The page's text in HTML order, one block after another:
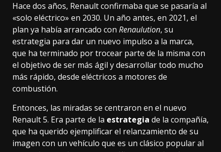
Hace dos años, Renault confirmaba que se pasaría al
«solo eléctrico» en 2030. Un año antes, en 2021, el
plan ya había arrancado con Renaulution, su
estrategia para dar un nuevo impulso a la marca,
que ha terminado portrocear parte de la misma con
el objetivo de ser más ágil y desarrollar todo mucho
más rápido, desde eléctricos a motores de
combustión.
Entonces, las miradas se centraron en el nuevo
Renault 5. Era parte de la estrategia de la compañía,
que ha querido ejemplificar el relanzamiento de su
imagen con un vehículo que es un clásico popular al